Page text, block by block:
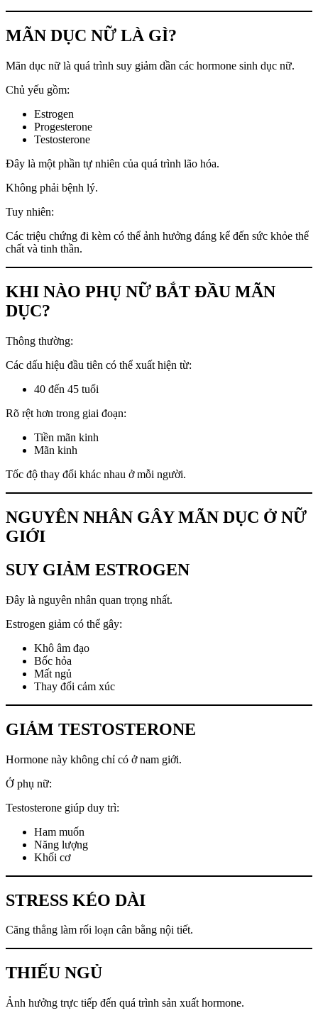
MÃN DỤC NỮ LÀ GÌ?
Mãn dục nữ là quá trình suy giảm dần các hormone sinh dục nữ.
Chủ yếu gồm:
Estrogen
Progesterone
Testosterone
Đây là một phần tự nhiên của quá trình lão hóa.
Không phải bệnh lý.
Tuy nhiên:
Các triệu chứng đi kèm có thể ảnh hưởng đáng kể đến sức khỏe thể
chất và tinh thần.
KHI NÀO PHỤ NỮ BẮT ĐẦU MÃN
DỤC?
Thông thường:
Các dấu hiệu đầu tiên có thể xuất hiện từ:
40 đến 45 tuổi
Rõ rệt hơn trong giai đoạn:
Tiền mãn kinh
Mãn kinh
Tốc độ thay đổi khác nhau ở mỗi người.
NGUYÊN NHÂN GÂY MÃN DỤC Ở NỮ
GIỚI
SUY GIẢM ESTROGEN
Đây là nguyên nhân quan trọng nhất.
Estrogen giảm có thể gây:
Khô âm đạo
Bốc hỏa
Mất ngủ
Thay đổi cảm xúc
GIẢM TESTOSTERONE
Hormone này không chỉ có ở nam giới.
Ở phụ nữ:
Testosterone giúp duy trì:
Ham muốn
Năng lượng
Khối cơ
STRESS KÉO DÀI
Căng thẳng làm rối loạn cân bằng nội tiết.
THIẾU NGỦ
Ảnh hưởng trực tiếp đến quá trình sản xuất hormone.